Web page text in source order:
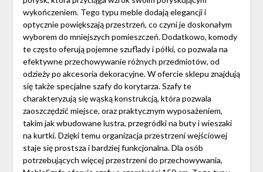
wykończeniem. Tego typu meble dodają elegancji i
optycznie powiększają przestrzeń, co czyni je doskonałym
wyborem do mniejszych pomieszczeń. Dodatkowo, komody
te często oferują pojemne szuflady i półki, co pozwala na
efektywne przechowywanie różnych przedmiotów, od
odzieży po akcesoria dekoracyjne. W ofercie sklepu znajdują
się także specjalne szafy do korytarza. Szafy te
charakteryzują się wąską konstrukcją, która pozwala
zaoszczędzić miejsce, oraz praktycznym wyposażeniem,
takim jak wbudowane lustra, przegródki na buty i wieszaki
na kurtki. Dzięki temu organizacja przestrzeni wejściowej
staje się prostsza i bardziej funkcjonalna. Dla osób
potrzebujących więcej przestrzeni do przechowywania,